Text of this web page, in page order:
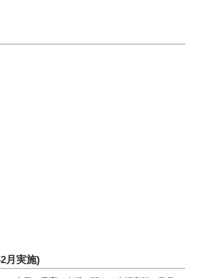
月実施)